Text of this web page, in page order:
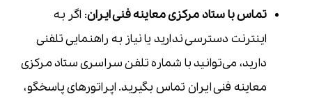
تماس با ستاد مرکزی معاینه فنی ایران: اگر به
اینترنت دسترسی ندارید یا نیاز به راهنمایی تلفنی
دارید، می‌توانید با شماره تلفن سراسری ستاد مرکزی
معاینه فنی ایران تماس بگیرید. اپراتورهای پاسخگو،